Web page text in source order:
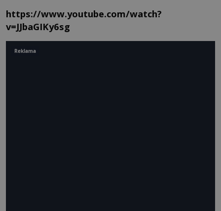
https://www.youtube.com/watch?
v=JJbaGIKy6sg
Reklama